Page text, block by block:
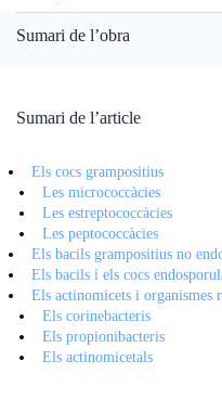
Sumari de l’obra
Sumari de l’article
Els cocs grampositius
Les micrococcàcies
Les estreptococcàcies
Les peptococcàcies
Els bacils grampositius no
Els bacils i els cocs
Els actinomicets i organismes
Els corinebacteris
Els propionibacteris
Els actinomicetals